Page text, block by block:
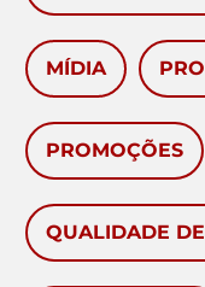
MÍDIA
PROMOÇÕES
QUALIDADE